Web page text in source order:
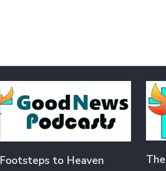
Footsteps to Heaven